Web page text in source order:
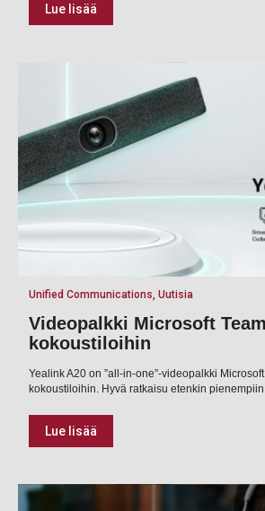
Lue lisää
Unified Communications, Uutisia
Videopalkki Microsoft
kokoustiloihin
Yealink A20 on ”all-in-one”-videopalkki
kokoustiloihin. Hyvä ratkaisu etenkin
Lue lisää